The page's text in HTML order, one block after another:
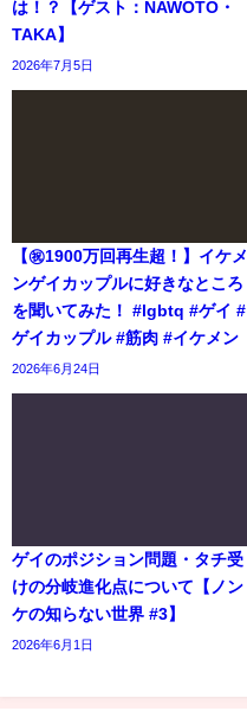
は！？【ゲスト：NAWOTO・
TAKA】
2026年7月5日
【㊗️1900万回再生超！】イケメ
ンゲイカップルに好きなところ
を聞いてみた！ #lgbtq #ゲイ #
ゲイカップル #筋肉 #イケメン
2026年6月24日
ゲイのポジション問題・タチ受
けの分岐進化点について【ノン
ケの知らない世界 #3】
2026年6月1日